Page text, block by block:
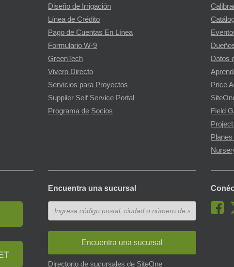
Diseño de Irrigación
Línea de Crédito
Pago de Cuentas En Línea
Formulario W-9
GreenTech
Vivero Directo
Servicios para Proyectos
Supplier Self Service Portal
Programa de Socios
Datos
Price
Field
Encuentra una sucursal
Encuentra una sucursal
Directorio de sucursales de SiteOne